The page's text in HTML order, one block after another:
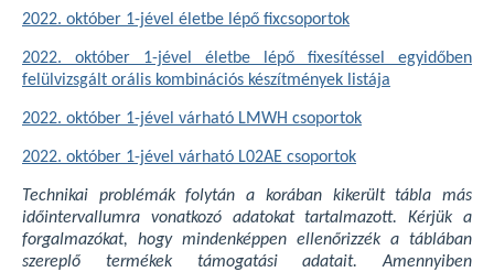
2022. október 1-jével életbe lépő fixcsoportok
2022. október 1-jével életbe lépő fixesítéssel egyidőben
felülvizsgált orális kombinációs készítmények listája
2022. október 1-jével várható LMWH csoportok
2022. október 1-jével várható L02AE csoportok
Technikai problémák folytán a korában kikerült tábla más
időintervallumra vonatkozó adatokat tartalmazott. Kérjük a
forgalmazókat, hogy mindenképpen ellenőrizzék a táblában
szereplő termékek támogatási adatait. Amennyiben